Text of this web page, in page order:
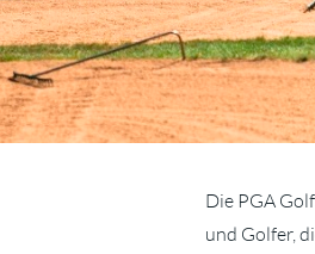
Die PGA
und Golfer,